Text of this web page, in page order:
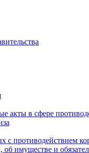
акты в сфере
с противодействием
об имуществе и